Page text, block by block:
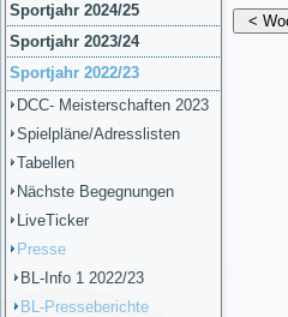
Sportjahr 2024/25
Sportjahr 2023/24
Sportjahr 2022/23
DCC- Meisterschaften 2023
Spielpläne/Adresslisten
Tabellen
Nächste Begegnungen
LiveTicker
Presse
BL-Info 1 2022/23
BL-Presseberichte